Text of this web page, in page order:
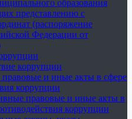
образования
представлению с
(распоряжение
Федерации от
коррупции
и иные акты в сфере
коррупции
правовые и иные акты в
коррупции